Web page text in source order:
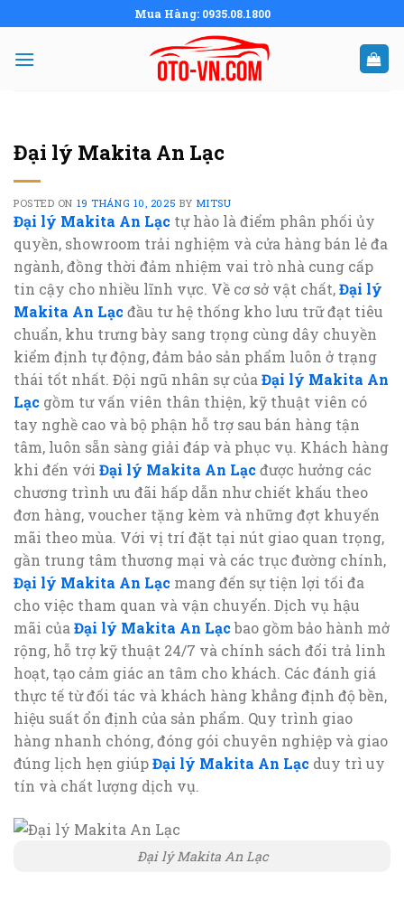
to
content
Mua Hàng: 0935.08.1800
Đại lý Makita An Lạc
POSTED ON 19 THÁNG 10, 2025 BY MITSU
Đại lý Makita An Lạc tự hào là điểm phân phối ủy
quyền, showroom trải nghiệm và cửa hàng bán lẻ đa
ngành, đồng thời đảm nhiệm vai trò nhà cung cấp
tin cậy cho nhiều lĩnh vực. Về cơ sở vật chất,Đại lý
Makita An Lạc đầu tư hệ thống kho lưu trữ đạt tiêu
chuẩn, khu trưng bày sang trọng cùng dây chuyền
kiểm định tự động, đảm bảo sản phẩm luôn ở trạng
thái tốt nhất. Đội ngũ nhân sự của Đại lý Makita An
Lạc gồm tư vấn viên thân thiện, kỹ thuật viên có
tay nghề cao và bộ phận hỗ trợ sau bán hàng tận
tâm, luôn sẵn sàng giải đáp và phục vụ. Khách hàng
khi đến với Đại lý Makita An Lạc được hưởng các
chương trình ưu đãi hấp dẫn như chiết khấu theo
đơn hàng, voucher tặng kèm và những đợt khuyến
mãi theo mùa. Với vị trí đặt tại nút giao quan trọng,
gần trung tâm thương mại và các trục đường chính,
Đại lý Makita An Lạc mang đến sự tiện lợi tối đa
cho việc tham quan và vận chuyển. Dịch vụ hậu
mãi của Đại lý Makita An Lạcbao gồm bảo hành mở
rộng, hỗ trợ kỹ thuật 24/7 và chính sách đổi trả linh
hoạt, tạo cảm giác an tâm cho khách. Các đánh giá
thực tế từ đối tác và khách hàng khẳng định độ bền,
hiệu suất ổn định của sản phẩm. Quy trình giao
hàng nhanh chóng, đóng gói chuyên nghiệp và giao
đúng lịch hẹn giúpĐại lý Makita An Lạc duy trì uy
tín và chất lượng dịch vụ.
Đại lý Makita An Lạc